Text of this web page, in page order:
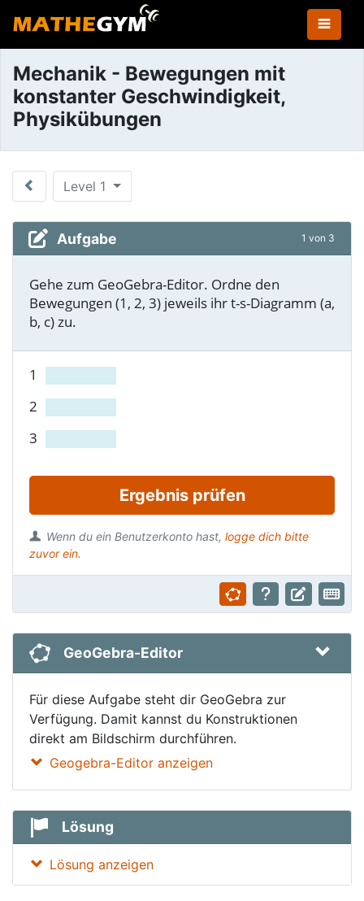
Mechanik - Bewegungen mit
konstanter Geschwindigkeit,
Physikübungen
Level 1
Aufgabe 1 von 3
Gehe zum GeoGebra-Editor. Ordne den
Bewegungen (1, 2, 3) jeweils ihrt-s-Diagramm (a,
b, c) zu.
1
2
3
Ergebnis prüfen
Wenn du ein Benutzerkonto hast, logge dich bitte
zuvor ein.
GeoGebra-Editor
Für diese Aufgabe steht dir GeoGebra zur
Verfügung. Damit kannst du Konstruktionen
direkt am Bildschirm durchführen.
Geogebra-Editor anzeigen
Lösung
Lösung anzeigen